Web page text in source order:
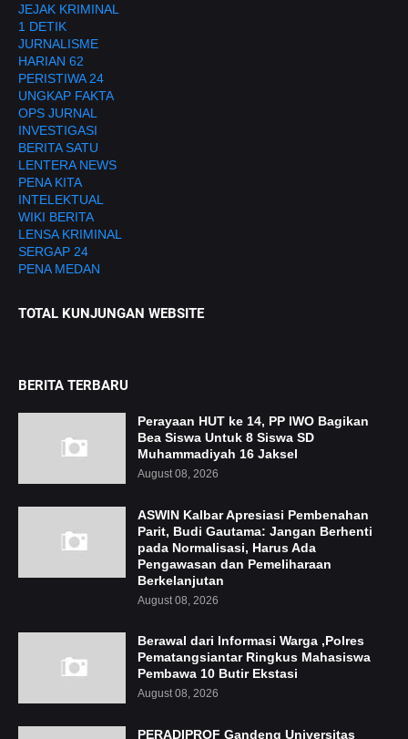
JEJAK KRIMINAL
1 DETIK
JURNALISME
HARIAN 62
PERISTIWA 24
UNGKAP FAKTA
OPS JURNAL
INVESTIGASI
BERITA SATU
LENTERA NEWS
PENA KITA
INTELEKTUAL
WIKI BERITA
LENSA KRIMINAL
SERGAP 24
PENA MEDAN
TOTAL KUNJUNGAN WEBSITE
BERITA TERBARU
Perayaan HUT ke 14, PP IWO Bagikan
Bea Siswa Untuk 8 Siswa SD
Muhammadiyah 16 Jaksel
August 08, 2026
ASWIN Kalbar Apresiasi Pembenahan
Parit, Budi Gautama: Jangan Berhenti
pada Normalisasi, Harus Ada
Pengawasan dan Pemeliharaan
Berkelanjutan
August 08, 2026
Berawal dari Informasi Warga ,Polres
Pematangsiantar Ringkus Mahasiswa
Pembawa 10 Butir Ekstasi
August 08, 2026
PERADIPROF Gandeng Universitas